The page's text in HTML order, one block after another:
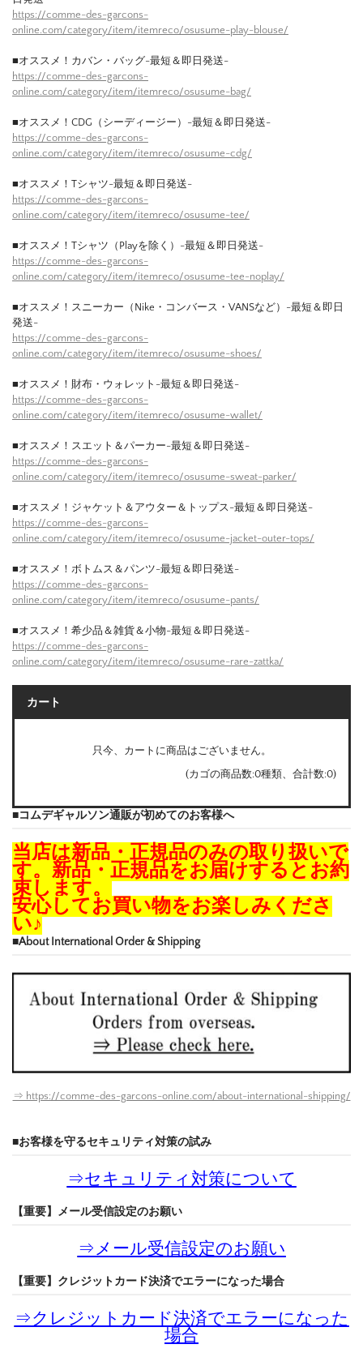
https://comme-des-garcons-
online.com/category/item/itemreco/osusume-play-blouse/
■オススメ！カバン・バッグ-最短＆即日発送-
https://comme-des-garcons-
online.com/category/item/itemreco/osusume-bag/
■オススメ！CDG（シーディージー）-最短＆即日発送-
https://comme-des-garcons-
online.com/category/item/itemreco/osusume-cdg/
■オススメ！Tシャツ-最短＆即日発送-
https://comme-des-garcons-
online.com/category/item/itemreco/osusume-tee/
■オススメ！Tシャツ（Playを除く）-最短＆即日発送-
https://comme-des-garcons-
online.com/category/item/itemreco/osusume-tee-noplay/
■オススメ！スニーカー（Nike・コンバース・VANSなど）-最短＆即日
発送-
https://comme-des-garcons-
online.com/category/item/itemreco/osusume-shoes/
■オススメ！財布・ウォレット-最短＆即日発送-
https://comme-des-garcons-
online.com/category/item/itemreco/osusume-wallet/
■オススメ！スエット＆パーカー-最短＆即日発送-
https://comme-des-garcons-
online.com/category/item/itemreco/osusume-sweat-parker/
■オススメ！ジャケット＆アウター＆トップス-最短＆即日発送-
https://comme-des-garcons-
online.com/category/item/itemreco/osusume-jacket-outer-tops/
■オススメ！ボトムス＆パンツ-最短＆即日発送-
https://comme-des-garcons-
online.com/category/item/itemreco/osusume-pants/
■オススメ！希少品＆雑貨＆小物-最短＆即日発送-
https://comme-des-garcons-
online.com/category/item/itemreco/osusume-rare-zattka/
カート
只今、カートに商品はございません。
(カゴの商品数:0種類、合計数:0)
■コムデギャルソン通販が初めてのお客様へ
当店は新品・正規品のみの取り扱いで
す。新品・正規品をお届けするとお約
束します。
安心してお買い物をお楽しみくださ
い♪
■About International Order & Shipping
⇒ https://comme-des-garcons-online.com/about-international-shipping/
■お客様を守るセキュリティ対策の試み
⇒セキュリティ対策について
【重要】メール受信設定のお願い
⇒ メール受信設定のお願い
【重要】クレジットカード決済でエラーになった場合
⇒クレジットカード決済でエラーになった
場合